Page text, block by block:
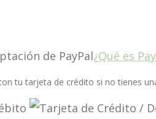
¿Qué es
tu tarjeta de crédito si no tienes